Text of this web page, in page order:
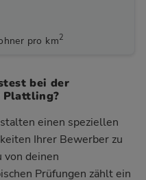
pro km2
bei der
Plattling?
einen speziellen
Ihrer Bewerber zu
deinen
Prüfungen zählt ein